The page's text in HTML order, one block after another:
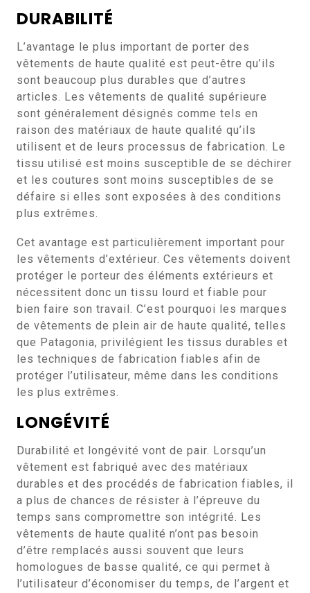
DURABILITÉ
L’avantage le plus important de porter des
vêtements de haute qualité est peut-être qu’ils
sont beaucoup plus durables que d’autres
articles. Les vêtements de qualité supérieure
sont généralement désignés comme tels en
raison des matériaux de haute qualité qu’ils
utilisent et de leurs processus de fabrication. Le
tissu utilisé est moins susceptible de se déchirer
et les coutures sont moins susceptibles de se
défaire si elles sont exposées à des conditions
plus extrêmes.
Cet avantage est particulièrement important pour
les vêtements d’extérieur. Ces vêtements doivent
protéger le porteur des éléments extérieurs et
nécessitent donc un tissu lourd et fiable pour
bien faire son travail. C’est pourquoi les marques
de vêtements de plein air de haute qualité, telles
que Patagonia, privilégient les tissus durables et
les techniques de fabrication fiables afin de
protéger l’utilisateur, même dans les conditions
les plus extrêmes.
LONGÉVITÉ
Durabilité et longévité vont de pair. Lorsqu’un
vêtement est fabriqué avec des matériaux
durables et des procédés de fabrication fiables, il
a plus de chances de résister à l’épreuve du
temps sans compromettre son intégrité. Les
vêtements de haute qualité n’ont pas besoin
d’être remplacés aussi souvent que leurs
homologues de basse qualité, ce qui permet à
l’utilisateur d’économiser du temps, de l’argent et